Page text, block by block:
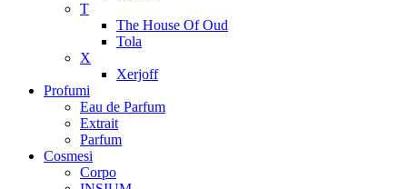
T
The House Of Oud
Tola
X
Xerjoff
Profumi
Eau de Parfum
Extrait
Parfum
Cosmesi
Corpo